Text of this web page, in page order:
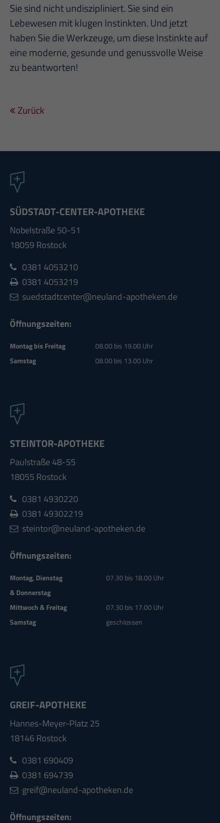
Sie sind nicht undiszipliniert. Sie sind ein
Lebewesen mit klugen Instinkten. Und jetzt
haben Sie die Werkzeuge, um diese Instinkte auf
eine moderne, gesunde und genussvolle Weise
zu beantworten!
Zurück
SÜDSTADT-CENTER-APOTHEKE
Nobelstraße 50-51
18059 Rostock
0381 4053210
0381 4053219
suedstadtcenter@neuland-apotheken.de
Öffnungszeiten:
Montag bis Freitag
08.00 bis 19.00 Uhr
Samstag
08.00 bis 13.00 Uhr
STEINTOR-APOTHEKE
Paulstraße 48-55
18055 Rostock
0381 4930220
0381 49302219
steintor@neuland-apotheken.de
Öffnungszeiten:
Montag, Dienstag
& Donnerstag
07.30 bis 18.00 Uhr
Mittwoch & Freitag
07.30 bis 17.00 Uhr
Samstag
geschlossen
GREIF-APOTHEKE
Hannes-Meyer-Platz 25
18146 Rostock
0381 690409
0381 694739
greif@neuland-apotheken.de
Öffnungszeiten: